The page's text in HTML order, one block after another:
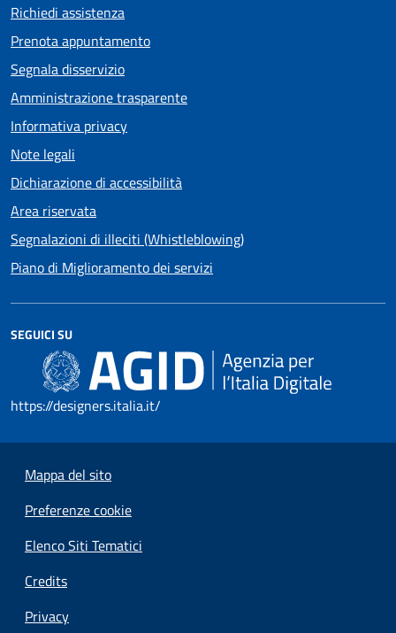
Richiedi assistenza
Prenota appuntamento
Segnala disservizio
Amministrazione trasparente
Informativa privacy
Note legali
Dichiarazione di accessibilità
Area riservata
Segnalazioni di illeciti (Whistleblowing)
Piano di Miglioramento dei servizi
SEGUICI SU
https://designers.italia.it/
Mappa del sito
Preferenze cookie
Elenco Siti Tematici
Credits
Privacy